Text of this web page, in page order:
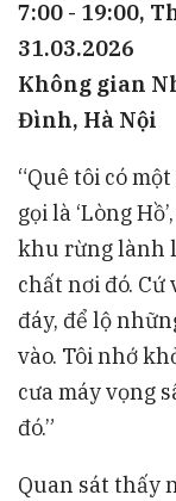
7:00 - 19:00,
31.03.2026
Không gian
Đình, Hà Nội
“Quê tôi có
gọi là ‘Lòng
khu rừng lành
chất nơi đó. Cứ
đáy, để lộ
vào. Tôi nhớ
cưa máy vọng
đó.”
Quan sát thấy